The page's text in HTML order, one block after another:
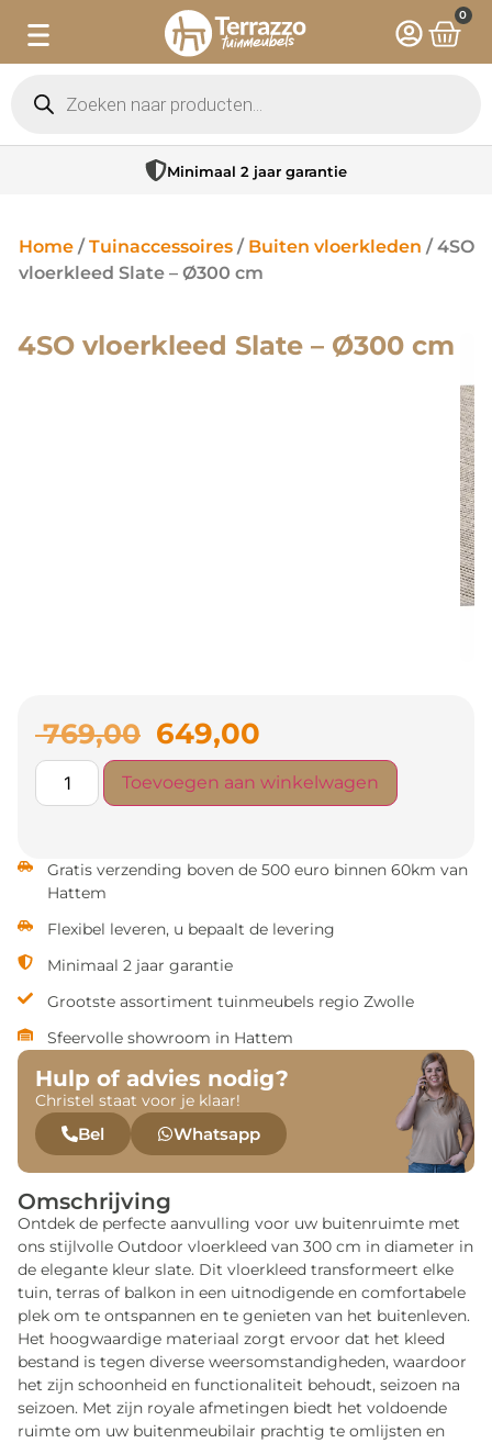
0
Minimaal 2 jaar garantie
Home /Tuinaccessoires / Buiten vloerkleden / 4SO
vloerkleed Slate – Ø300 cm
4SO vloerkleed Slate – Ø300 cm
769,00 649,00
Toevoegen aan winkelwagen
Gratis verzending boven de 500 euro binnen 60km van
Hattem
Flexibel leveren, u bepaalt de levering
Minimaal 2 jaar garantie
Grootste assortiment tuinmeubels regio Zwolle
Sfeervolle showroom in Hattem
Hulp of advies nodig?
Christel staat voor je klaar!
Bel Whatsapp
Omschrijving
Ontdek de perfecte aanvulling voor uw buitenruimte met
ons stijlvolle Outdoor vloerkleed van 300 cm in diameter in
de elegante kleur slate. Dit vloerkleed transformeert elke
tuin, terras of balkon in een uitnodigende en comfortabele
plek om te ontspannen en te genieten van het buitenleven.
Het hoogwaardige materiaal zorgt ervoor dat het kleed
bestand is tegen diverse weersomstandigheden, waardoor
het zijn schoonheid en functionaliteit behoudt, seizoen na
seizoen. Met zijn royale afmetingen biedt het voldoende
ruimte om uw buitenmeubilair prachtig te omlijsten en